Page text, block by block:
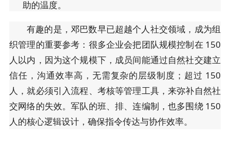
助的温度。
有趣的是，邓巴数早已超越个人社交领域，成为组
织管理的重要参考：很多企业会把团队规模控制在 150
人以内，因为这个规模下，成员间能通过自然社交建立
信任，沟通效率高，无需复杂的层级制度；超过 150
人，就必须引入流程、考核等管理工具，来弥补自然社
交网络的失效。军队的班、排、连编制，也多围绕 150
人的核心逻辑设计，确保指令传达与协作效率。